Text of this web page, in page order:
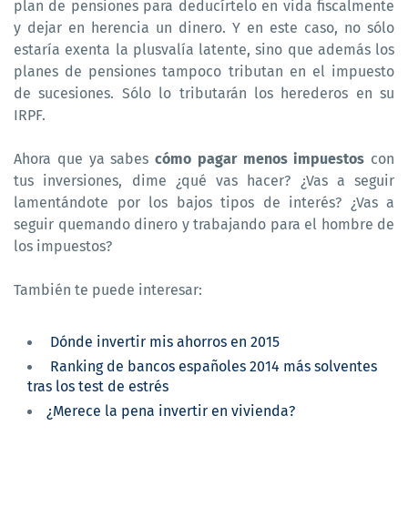
plan de pensiones para deducírtelo en vida fiscalmente
y dejar en herencia un dinero. Y en este caso, no sólo
estaría exenta la plusvalía latente, sino que además los
planes de pensiones tampoco tributan en el impuesto
de sucesiones. Sólo lo tributarán los herederos en su
IRPF.
Ahora que ya sabes cómo pagar menos impuestos con
tus inversiones, dime ¿qué vas hacer? ¿Vas a seguir
lamentándote por los bajos tipos de interés? ¿Vas a
seguir quemando dinero y trabajando para el hombre de
los impuestos?
También te puede interesar:
Dónde invertir mis ahorros en 2015
Ranking de bancos españoles 2014 más solventes
tras los test de estrés
¿Merece la pena invertir en vivienda?